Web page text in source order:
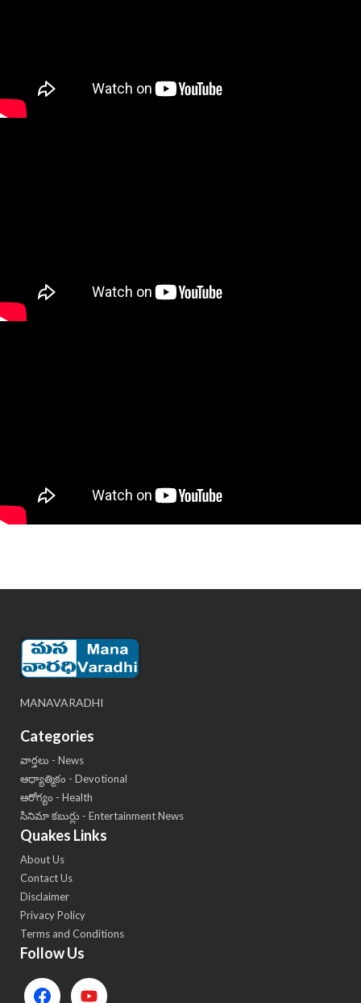
MANAVARADHI
Categories
వార్తలు - News
ఆధ్యాత్మికం - Devotional
ఆరోగ్యం - Health
సినిమా కబుర్లు - Entertainment News
Quakes Links
About Us
Contact Us
Disclaimer
Privacy Policy
Terms and Conditions
Follow Us